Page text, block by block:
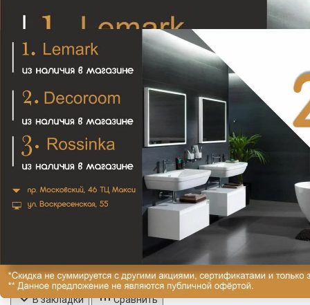
PROVANCE См-ль д/раковины, донный клапан
"click-clack", бел. с декором/золото
36 960₽
В закладки
Сравнить